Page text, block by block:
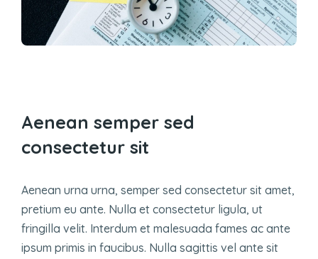
Aenean semper sed
consectetur sit
Aenean urna urna, semper sed consectetur sit amet,
pretium eu ante. Nulla et consectetur ligula, ut
fringilla velit. Interdum et malesuada fames ac ante
ipsum primis in faucibus. Nulla sagittis vel ante sit